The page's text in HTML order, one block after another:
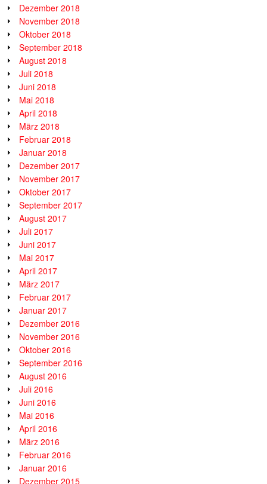
Dezember 2018
November 2018
Oktober 2018
September 2018
August 2018
Juli 2018
Juni 2018
Mai 2018
April 2018
März 2018
Februar 2018
Januar 2018
Dezember 2017
November 2017
Oktober 2017
September 2017
August 2017
Juli 2017
Juni 2017
Mai 2017
April 2017
März 2017
Februar 2017
Januar 2017
Dezember 2016
November 2016
Oktober 2016
September 2016
August 2016
Juli 2016
Juni 2016
Mai 2016
April 2016
März 2016
Februar 2016
Januar 2016
Dezember 2015